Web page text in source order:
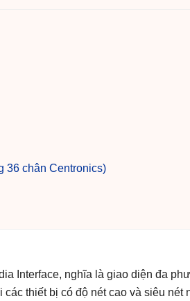
36 chân Centronics)
Interface, nghĩa là giao diện đa
thiết bị có độ nét cao và siêu nét